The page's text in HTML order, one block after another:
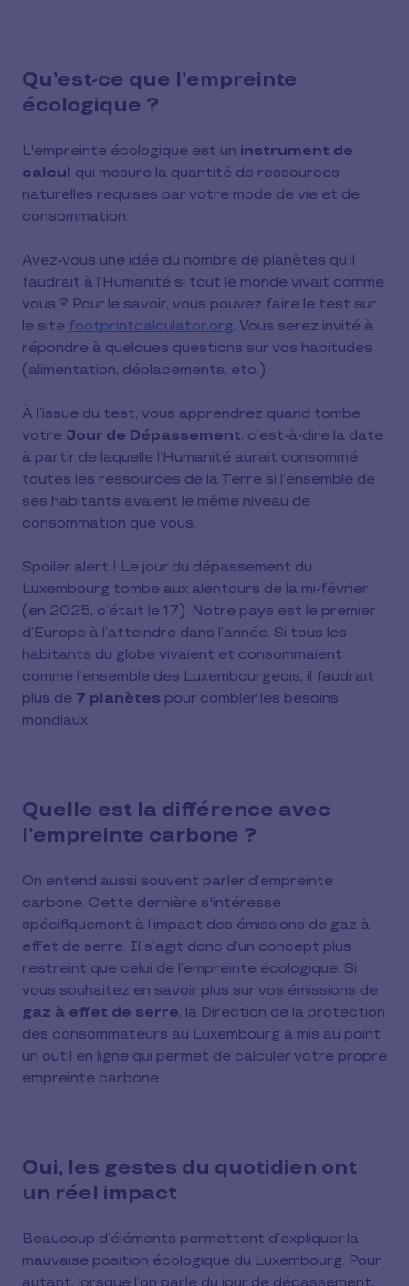
Qu’est-ce que l’empreinte
écologique ?
L'empreinte écologique est un instrument de
calcul qui mesure la quantité de ressources
naturelles requises par votre mode de vie et de
consommation.
Avez-vous une idée du nombre de planètes qu’il
faudrait à l’Humanité si tout le monde vivait comme
vous ? Pour le savoir, vous pouvez faire le test sur
le site footprintcalculator.org. Vous serez invité à
répondre à quelques questions sur vos habitudes
(alimentation, déplacements, etc.).
À l’issue du test, vous apprendrez quand tombe
votre Jour de Dépassement, c’est-à-dire la date
à partir de laquelle l’Humanité aurait consommé
toutes les ressources de la Terre si l’ensemble de
ses habitants avaient le même niveau de
consommation que vous.
Spoiler alert ! Le jour du dépassement du
Luxembourg tombe aux alentours de la mi-février
(en 2025, c’était le 17). Notre pays est le premier
d’Europe à l’atteindre dans l’année. Si tous les
habitants du globe vivaient et consommaient
comme l’ensemble des Luxembourgeois, il faudrait
plus de 7 planètes pour combler les besoins
mondiaux.
Quelle est la différence avec
l’empreinte carbone ?
On entend aussi souvent parler d’empreinte
carbone. Cette dernière s'intéresse
spécifiquement à l’impact des émissions de gaz à
effet de serre. Il s’agit donc d’un concept plus
restreint que celui de l’empreinte écologique. Si
vous souhaitez en savoir plus sur vos émissions de
gaz à effet de serre, la Direction de la protection
des consommateurs au Luxembourg a mis au point
un outil en ligne qui permet de calculer votre propre
empreinte carbone.
Oui, les gestes du quotidien ont
un réel impact
Beaucoup d’éléments permettent d’expliquer la
mauvaise position écologique du Luxembourg. Pour